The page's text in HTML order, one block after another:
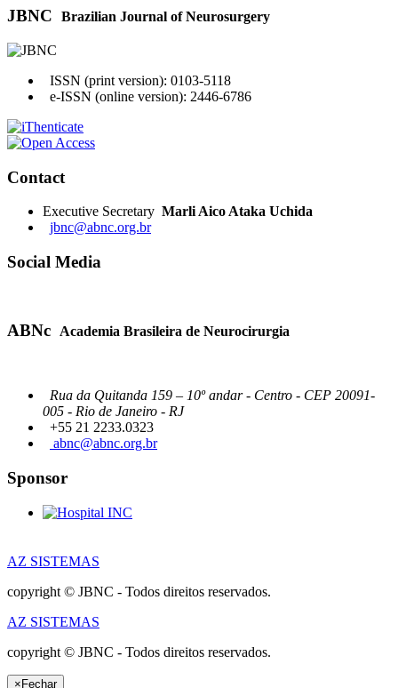
JBNC Brazilian Journal of Neurosurgery
ISSN (print version): 0103-5118
e-ISSN (online version): 2446-6786
Contact
Executive Secretary Marli Aico Ataka Uchida
jbnc@abnc.org.br
Social Media
ABNc Academia Brasileira de Neurocirurgia
Rua da Quitanda 159 – 10º andar - Centro - CEP 20091-
005 - Rio de Janeiro - RJ
+55 21 2233.0323
abnc@abnc.org.br
Sponsor
AZ SISTEMAS
copyright © JBNC - Todos direitos reservados.
AZ SISTEMAS
copyright © JBNC - Todos direitos reservados.
×Fechar